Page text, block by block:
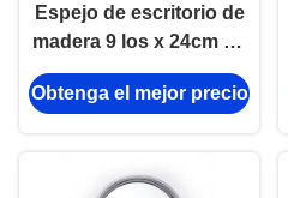
Espejo de escritorio de
madera 9 los x 24cm de
la tabla de la haya
cosmética rectangular
Obtenga el mejor precio